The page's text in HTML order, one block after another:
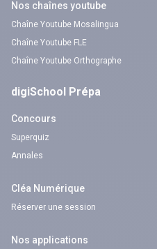
Nos chaînes youtube
Chaîne Youtube Mosalingua
Chaîne Youtube FLE
Chaîne Youtube Orthographe
digiSchool Prépa
Concours
Superquiz
Annales
Cléa Numérique
Réserver une session
Nos applications